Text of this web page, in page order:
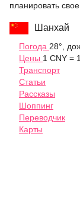
планировать
Шанхай
Погода 28°,
Цены 1 CNY =
Транспорт
Статьи
Рассказы
Шоппинг
Переводчик
Карты